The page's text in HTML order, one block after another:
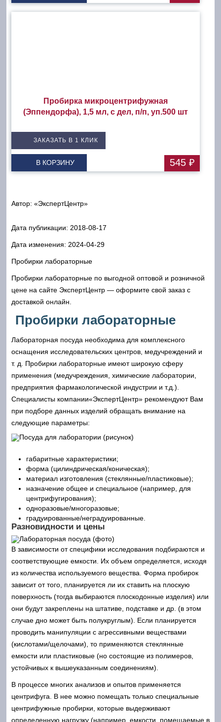
Пробирка микроцентрифужная
(Эппендорфа), 1,5 мл, с дел, п/п, уп.500 шт
ЗАКАЗАТЬ В 1 КЛИК
В КОРЗИНУ 545 ₽
Автор: «ЭкспертЦентр»
Дата публикации: 2018-08-17
Дата изменения: 2024-04-29
Пробирки лабораторные
Пробирки лабораторные по выгодной оптовой и розничной
цене на сайте ЭкспертЦентр — оформите свой заказ с
доставкой онлайн.
Пробирки лабораторные
Лабораторная посуда необходима для комплексного
оснащения исследовательских центров, медучреждений и
т. д. Пробирки лабораторные имеют широкую сферу
применения (медучреждения, химические лаборатории,
предприятия фармакологической индустрии и т.д.).
Специалисты компании«ЭкспертЦентр» рекомендуют Вам
при подборе данных изделий обращать внимание на
следующие параметры:
габаритные характеристики;
форма (цилиндрическая/коническая);
материал изготовления (стеклянные/пластиковые);
назначение общее и специальное (например, для
центрифугирования);
одноразовые/многоразовые;
градуированные/неградуированные.
Разновидности и цены
В зависимости от специфики исследования подбираются и
соответствующие емкости. Их объем определяется, исходя
из количества используемого вещества. Форма пробирок
зависит от того, планируется ли их ставить на плоскую
поверхность (тогда выбираются плоскодонные изделия) или
они будут закреплены на штативе, подставке и др. (в этом
случае дно может быть полукруглым). Если планируется
проводить манипуляции с агрессивными веществами
(кислотами/щелочами), то применяются стеклянные
емкости или пластиковые (но состоящие из полимеров,
устойчивых к вышеуказанным соединениям).
В процессе многих анализов и опытов применяется
центрифуга. В нее можно помещать только специальные
центрифужные пробирки, которые выдерживают
определенную нагрузку (например, емкости, помещаемые в